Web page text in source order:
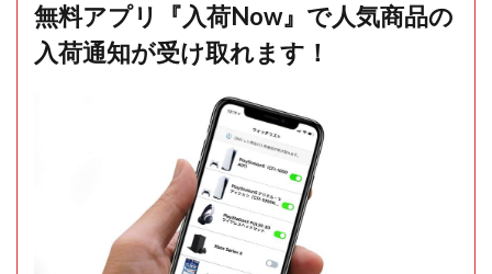
無料アプリ『入荷Now』で人気商品の
入荷通知が受け取れます！